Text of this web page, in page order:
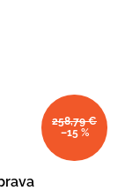
258,79 €
–15 %